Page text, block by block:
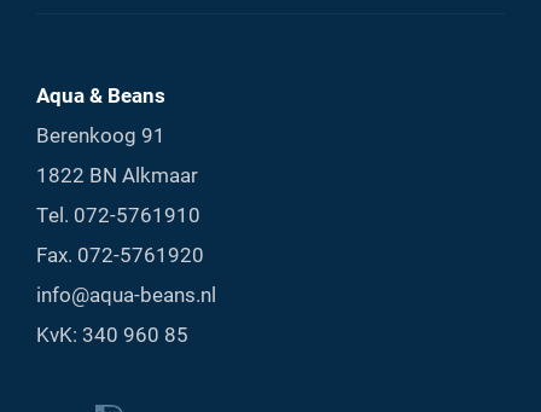
Aqua & Beans
Berenkoog 91
1822 BN Alkmaar
Tel. 072-5761910
Fax. 072-5761920
info@aqua-beans.nl
KvK: 340 960 85